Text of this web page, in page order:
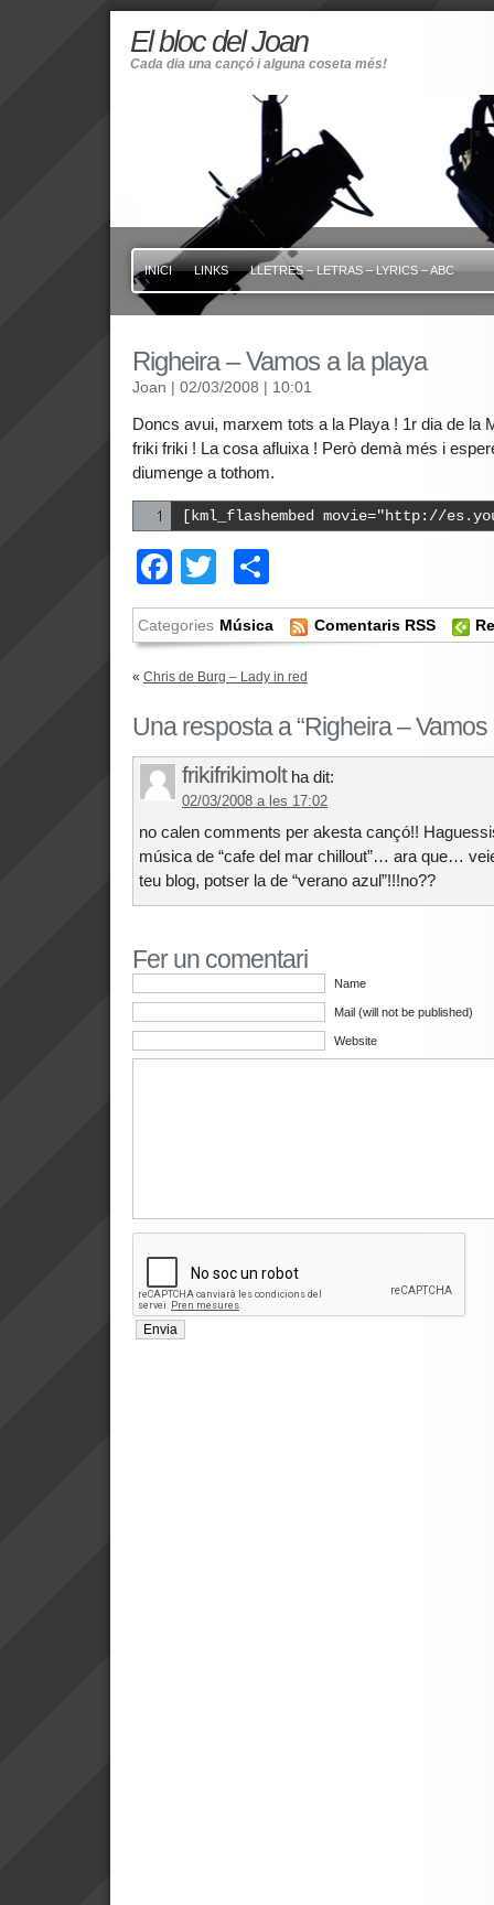
El bloc del Joan
Cada dia una cançó i alguna coseta més!
INICI LINKS LLETRES – LETRAS – LYRICS – ABC
Righeira – Vamos a la playa
Joan | 02/03/2008 | 10:01
Doncs avui, marxem tots a la Playa ! 1r dia de la
friki friki ! La cosa afluixa ! Però demà més i
diumenge a tothom.
[kml_flashembed movie="http://
Facebook
Twitter
Categories Música Comentaris RSS
« Chris de Burg – Lady in red
Una resposta a “Righeira – Vamos
frikifrikimolt ha dit:
02/03/2008 a les 17:02
no calen comments per akesta cançó!!
música de “cafe del mar chillout”… ara que…
teu blog, potser la de “verano azul”!!!no??
Fer un comentari
Name
Mail (will not be published)
Website